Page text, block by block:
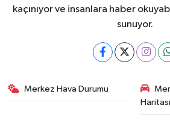
kaçınıyor ve insanlara haber
sunuyor.
Merkez Hava Durumu
Haritası